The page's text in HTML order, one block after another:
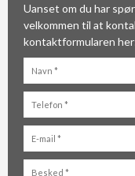
Uanset om du har
velkommen til at
kontaktformularen